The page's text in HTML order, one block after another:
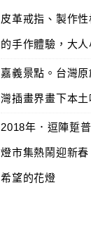
皮革戒指、製作
的手作體驗，大人
嘉義景點。台灣
灣插畫界畫下本土
2018年．逗陣踅
燈市集熱鬧迎新
希望的花燈